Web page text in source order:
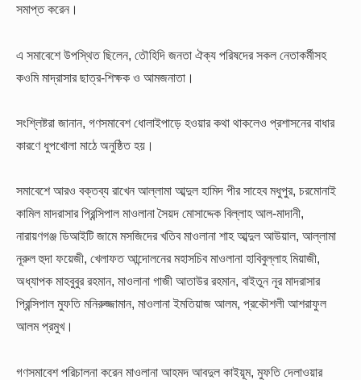
সমাপ্ত করেন।
এ সমাবেশে উপস্থিত ছিলেন, তৌহিদি জনতা ঐক্য পরিষদের সকল নেতাকর্মীসহ
কওমি মাদ্রাসার ছাত্র-শিক্ষক ও আমজনাতা।
সংশ্লিষ্টরা জানান, গণসমাবেশ ধোলাইপাড়ে হওয়ার কথা থাকলেও প্রশাসনের বাধার
কারণে ধুপখোলা মাঠে অনুষ্ঠিত হয়।
সমাবেশে আরও বক্তব্য রাখেন আল্লামা আব্দুল হামিদ পীর সাহেব মধুপুর, চরমোনাই
কামিল মাদরাসার প্রিন্সিপাল মাওলানা সৈয়দ মোসাদ্দেক বিল্লাহ আল-মাদানী,
নারায়ণগঞ্জ ডিআইটি জামে মসজিদের খতিব মাওলানা শাহ আব্দুল আউয়াল, আল্লামা
নূরুল হুদা ফয়েজী, খেলাফত আন্দোলনের মহাসচিব মাওলানা হাবিবুল্লাহ মিয়াজী,
অধ্যাপক মাহবুবুর রহমান, মাওলানা গাজী আতাউর রহমান, বাইতুন নূর মাদরাসার
প্রিন্সিপাল মুফতি মনিরুজ্জামান, মাওলানা ইমতিয়াজ আলম, প্রকৌশলী আশরাফুল
আলম প্রমুখ।
গণসমাবেশ পরিচালনা করেন মাওলানা আহমদ আবদুল কাইয়ূম, মুফতি দেলাওয়ার